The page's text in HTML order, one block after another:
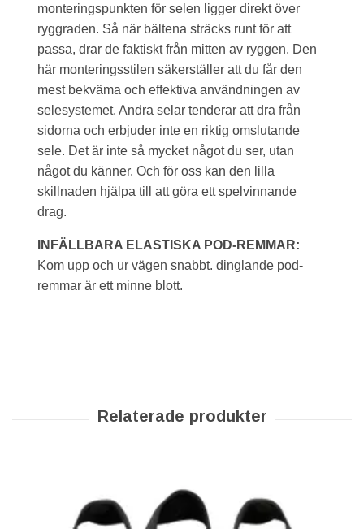
monteringspunkten för selen ligger direkt över
ryggraden. Så när bältena sträcks runt för att
passa, drar de faktiskt från mitten av ryggen. Den
här monteringsstilen säkerställer att du får den
mest bekväma och effektiva användningen av
selesystemet. Andra selar tenderar att dra från
sidorna och erbjuder inte en riktig omslutande
sele. Det är inte så mycket något du ser, utan
något du känner. Och för oss kan den lilla
skillnaden hjälpa till att göra ett spelvinnande
drag.
INFÄLLBARA ELASTISKA POD-REMMAR:
Kom upp och ur vägen snabbt. dinglande pod-
remmar är ett minne blott.